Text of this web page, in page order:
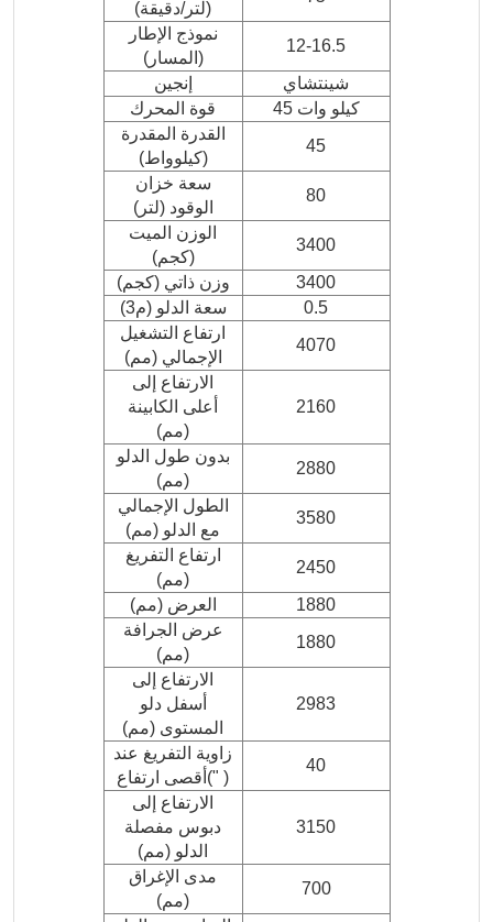
(لتر/دقيقة)
نموذج الإطار
(المسار)
12-16.5
إنجين
شينتشاي
قوة المحرك
45 كيلو وات
القدرة المقدرة
(كيلوواط)
45
سعة خزان
الوقود (لتر)
80
الوزن الميت
(كجم)
3400
وزن ذاتي (كجم)
3400
سعة الدلو (م3)
0.5
ارتفاع التشغيل
الإجمالي (مم)
4070
الارتفاع إلى
أعلى الكابينة
(مم)
2160
بدون طول الدلو
(مم)
2880
الطول الإجمالي
مع الدلو (مم)
3580
ارتفاع التفريغ
(مم)
2450
العرض (مم)
1880
عرض الجرافة
(مم)
1880
الارتفاع إلى
أسفل دلو
المستوى (مم)
2983
زاوية التفريغ عند
أقصى ارتفاع(" )
40
الارتفاع إلى
دبوس مفصلة
الدلو (مم)
3150
مدى الإغراق
(مم)
700